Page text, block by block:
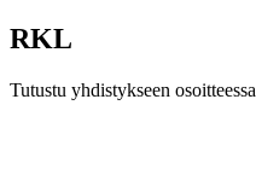
RKL
Tutustu yhdistykseen osoitteessa